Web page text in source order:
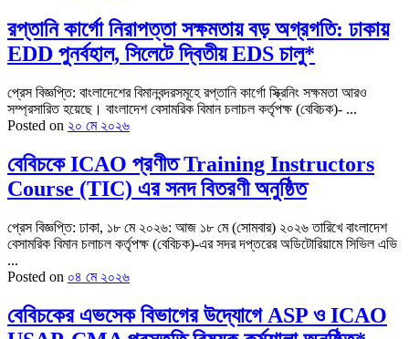
রপ্তানি কার্গো নিরাপত্তা সক্ষমতায় বড় অগ্রগতি: ঢাকায়
EDD পুনর্বহাল, সিলেটে দ্বিতীয় EDS চালু*
প্রেস বিজ্ঞপ্তি: বাংলাদেশের বিমানবন্দরসমূহে রপ্তানি কার্গো স্ক্রিনিং সক্ষমতা আরও
সম্প্রসারিত হয়েছে। বাংলাদেশ বেসামরিক বিমান চলাচল কর্তৃপক্ষ (বেবিচক)- ...
Posted on ২০ মে ২০২৬
বেবিচকে ICAO প্রণীত Training Instructors
Course (TIC) এর সনদ বিতরণী অনুষ্ঠিত
প্রেস বিজ্ঞপ্তি: ঢাকা, ১৮ মে ২০২৬: আজ ১৮ মে (সোমবার) ২০২৬ তারিখে বাংলাদেশ
বেসামরিক বিমান চলাচল কর্তৃপক্ষ (বেবিচক)-এর সদর দপ্তরের অডিটোরিয়ামে সিভিল এভি
...
Posted on ০৪ মে ২০২৬
বেবিচকের এভসেক বিভাগের উদ্যোগে ASP ও ICAO